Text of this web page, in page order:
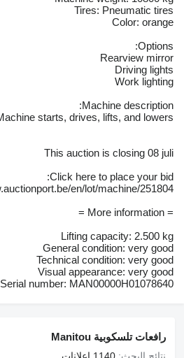
Tires: Pneumatic tires
Color: orange
Options:
Rearview mirror
Driving lights
Work lighting
Machine description:
starts, drives, lifts, and lowers.
This auction is closing 08 juli
Click here to place your bid:
en/lot/machine/251804
= More information =
Lifting capacity: 2.500 kg
General condition: very good
Technical condition: very good
Visual appearance: very good
Serial number: MAN00000H01078640
رافعات تلسكوبية Manitou